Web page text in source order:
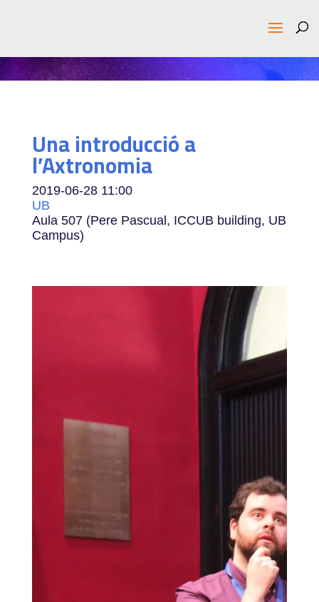
Una introducció a
l’Axtronomia
2019-06-28 11:00
UB
Aula 507 (Pere Pascual, ICCUB building, UB
Campus)